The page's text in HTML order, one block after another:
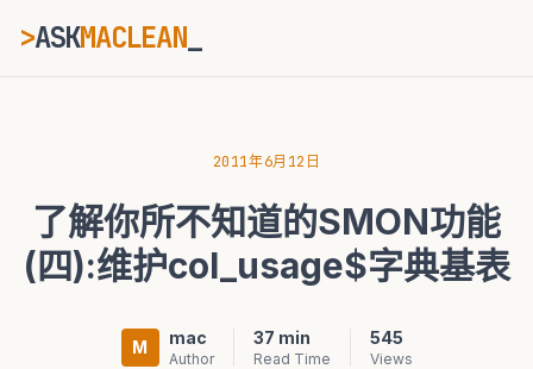
>ASKMACLEAN_
⌘K Ctrl+K
2011年6月12日
了解你所不知道的SMON功能
(四):维护col_usage$字典基表
M mac
Author
37 min
Read Time
545
Views